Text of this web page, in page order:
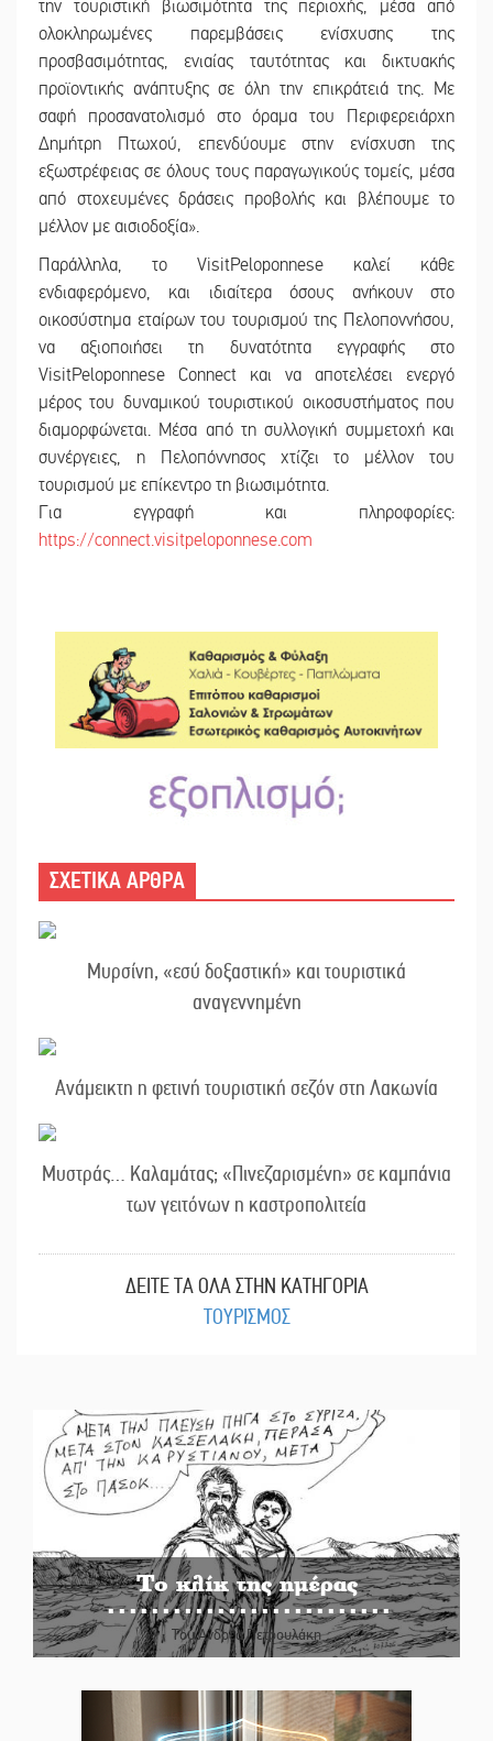
την τουριστική βιωσιμότητα της περιοχής, μέσα από
ολοκληρωμένες παρεμβάσεις ενίσχυσης της
προσβασιμότητας, ενιαίας ταυτότητας και δικτυακής
προϊοντικής ανάπτυξης σε όλη την επικράτειά της. Με
σαφή προσανατολισμό στο όραμα του Περιφερειάρχη
Δημήτρη Πτωχού, επενδύουμε στην ενίσχυση της
εξωστρέφειας σε όλους τους παραγωγικούς τομείς, μέσα
από στοχευμένες δράσεις προβολής και βλέπουμε το
μέλλον με αισιοδοξία».
Παράλληλα, το VisitPeloponnese καλεί κάθε
ενδιαφερόμενο, και ιδιαίτερα όσους ανήκουν στο
οικοσύστημα εταίρων του τουρισμού της Πελοποννήσου,
να αξιοποιήσει τη δυνατότητα εγγραφής στο
VisitPeloponnese Connect και να αποτελέσει ενεργό
μέρος του δυναμικού τουριστικού οικοσυστήματος που
διαμορφώνεται. Μέσα από τη συλλογική συμμετοχή και
συνέργειες, η Πελοπόννησος χτίζει το μέλλον του
τουρισμού με επίκεντρο τη βιωσιμότητα.
Για εγγραφή και πληροφορίες:
https://connect.visitpeloponnese.com
ΣΧΕΤΙΚΑ ΑΡΘΡΑ
Μυρσίνη, «εσύ δοξαστική» και τουριστικά
αναγεννημένη
Ανάμεικτη η φετινή τουριστική σεζόν στη Λακωνία
Μυστράς… Καλαμάτας; «Πινεζαρισμένη» σε καμπάνια
των γειτόνων η καστροπολιτεία
ΔΕΙΤΕ ΤΑ ΟΛΑ ΣΤΗΝ ΚΑΤΗΓΟΡΙΑ
ΤΟΥΡΙΣΜΟΣ
Το κλίκ της ημέρας
Του Ανδρέα Πετρουλάκη